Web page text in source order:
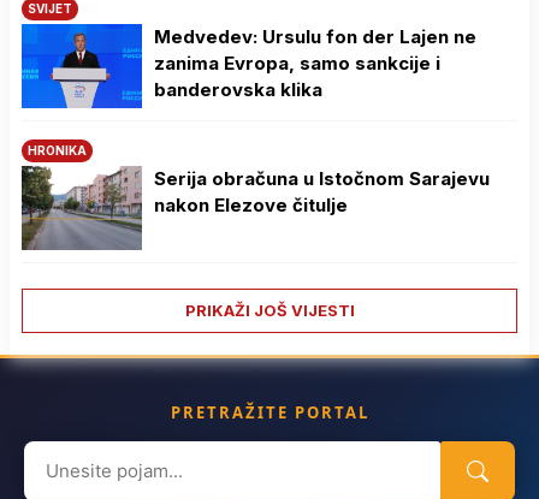
SVIJET
Medvedev: Ursulu fon der Lajen ne
zanima Evropa, samo sankcije i
banderovska klika
HRONIKA
Serija obračuna u Istočnom Sarajevu
nakon Elezove čitulje
PRIKAŽI JOŠ VIJESTI
PRETRAŽITE PORTAL
Search
for: